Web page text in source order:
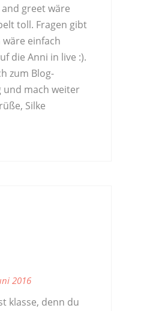
and greet wäre
toll. Fragen gibt
wäre einfach
die Anni in live :).
zum Blog-
und mach weiter
Silke
2016
klasse, denn du